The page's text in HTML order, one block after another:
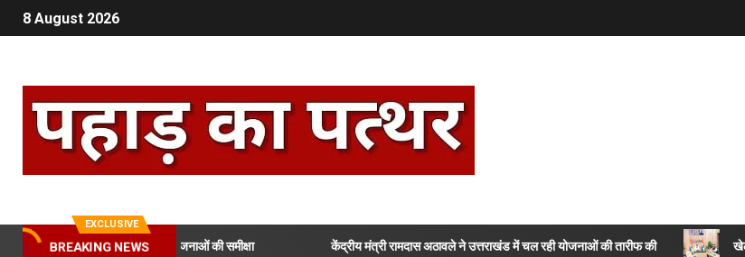
8 August 2026
EXCLUSIVE
BREAKING NEWS
और रोजगार से जुड़ी योजनाओं की समीक्षा केंद्रीय मंत्री रामदास अठावले ने उत्तराखंड में चल रही योजनाओं की तारीफ की खेल यूनियन के